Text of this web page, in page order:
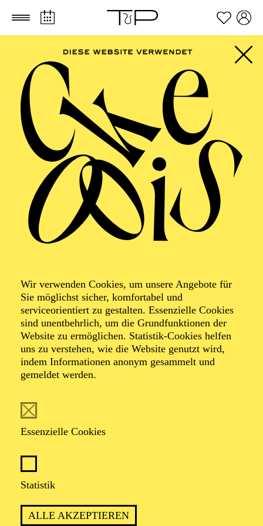
Zum Hauptinhalt springen Zum Footer springen
Wir verwenden Cookies, um unsere Angebote für
Sie möglichst sicher, komfortabel und
serviceorientiert zu gestalten. Essenzielle Cookies
sind unentbehrlich, um die Grundfunktionen der
Website zu ermöglichen. Statistik-Cookies helfen
uns zu verstehen, wie die Website genutzt wird,
indem Informationen anonym gesammelt und
gemeldet werden.
Essenzielle Cookies
Statistik
ALLE AKZEPTIEREN
Foto: Johan Sandberg
der Folkwang Universität der Künste und hat die Bühne